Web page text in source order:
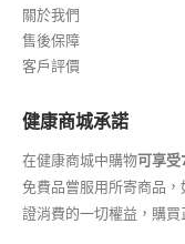
售後保障
客戶評價
在健康商城中購物
免費品嘗服用所寄商品
證消費的一切權益，購